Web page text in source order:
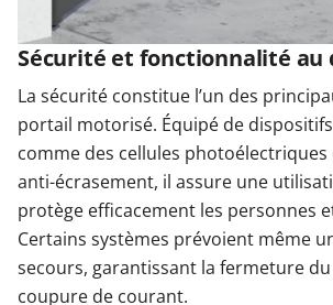
Sécurité et fonctionnalité au
La sécurité constitue l’un des
portail motorisé. Équipé de
comme des cellules
anti-écrasement, il assure une
protège efficacement les personnes
Certains systèmes prévoient même
secours, garantissant la fermeture
coupure de courant.